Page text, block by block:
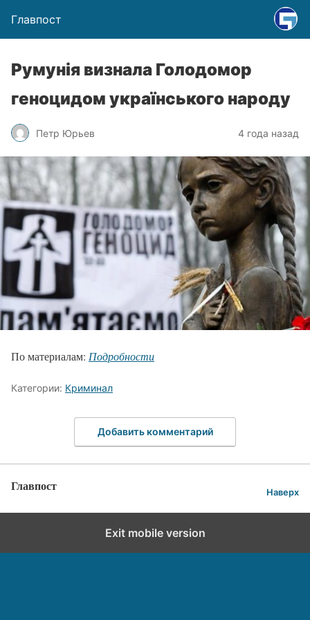
Главпост
Румунія визнала Голодомор
геноцидом українського народу
Петр Юрьев 4 года назад
По материалам: Подробности
Категории: Криминал
Добавить комментарий
Главпост Наверх
Exit mobile version